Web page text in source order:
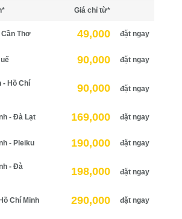
Giá chỉ từ*
Thơ 49,000 đặt ngay
90,000 đặt ngay
Hồ Chí
90,000 đặt ngay
- Đà Lạt 169,000 đặt ngay
- Pleiku 190,000 đặt ngay
- Đà
198,000 đặt ngay
Chí Minh 290,000 đặt ngay